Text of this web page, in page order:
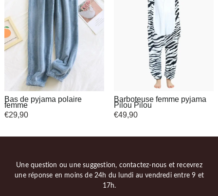
Bas de pyjama polaire
femme
€29,90
Barboteuse femme pyjama
Pilou Pilou
€49,90
Une question ou une suggestion, contactez-nous et recevrez
une réponse en moins de 24h du lundi au vendredi entre 9 et
17h.